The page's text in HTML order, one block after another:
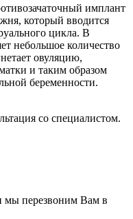
имплант
который вводится
цикла. В
небольшое количество
овуляцию,
и таким образом
беременности.
со специалистом.
мы перезвоним Вам в